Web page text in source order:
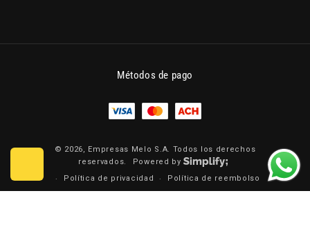
Métodos de pago
© 2026, Empresas Melo S.A. Todos los derechos
reservados.
Powered by
Política de privacidad
Política de reembolso